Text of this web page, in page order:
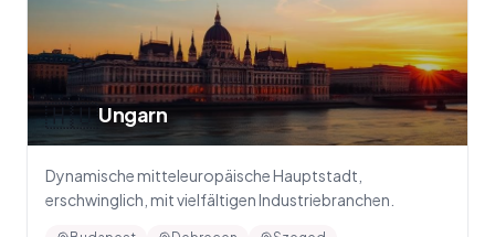
🇭🇺Ungarn
Dynamische mitteleuropäische Hauptstadt,
erschwinglich, mit vielfältigen Industriebranchen.